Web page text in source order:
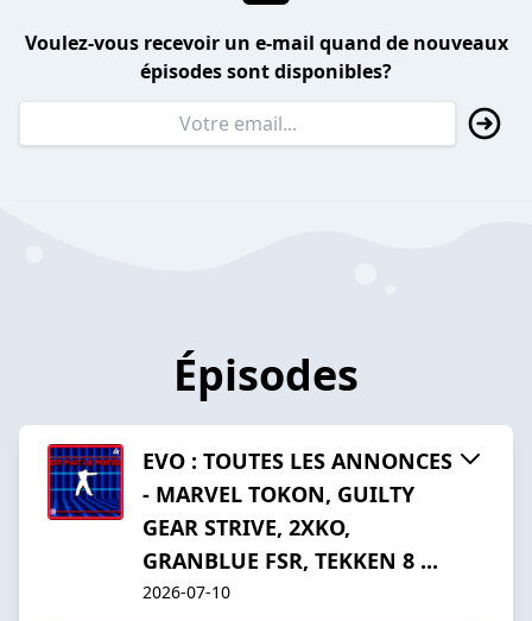
Voulez-vous recevoir un e-mail quand de nouveaux
épisodes sont disponibles?
Épisodes
EVO : TOUTES LES ANNONCES
- MARVEL TOKON, GUILTY
GEAR STRIVE, 2XKO,
GRANBLUE FSR, TEKKEN 8 ...
2026-07-10